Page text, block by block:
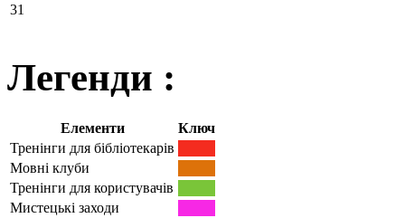
31
Легенди :
Елементи
Ключ
Тренінги для бібліотекарів
Мовні клуби
Тренінги для користувачів
Мистецькі заходи